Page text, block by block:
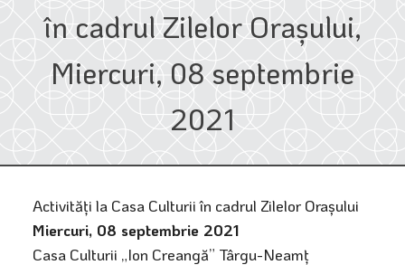
în cadrul Zilelor Orașului,
Miercuri, 08 septembrie
2021
Activități la Casa Culturii în cadrul Zilelor Orașului
Miercuri, 08 septembrie 2021
Casa Culturii „Ion Creangă” Târgu-Neamț